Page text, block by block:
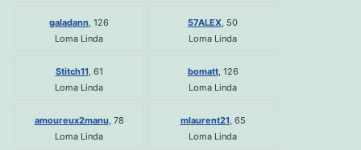
galadann , 126
Loma Linda
57ALEX , 50
Loma Linda
Stitch11 , 61
Loma Linda
bomatt, 126
Loma Linda
amoureux2manu, 78
Loma Linda
mlaurent21 , 65
Loma Linda